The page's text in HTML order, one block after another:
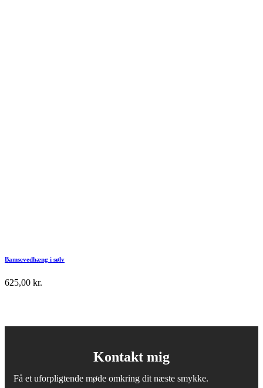
Bamsevedhæng i sølv
625,00 kr.
Kontakt mig
Få et uforpligtende møde omkring dit næste smykke.